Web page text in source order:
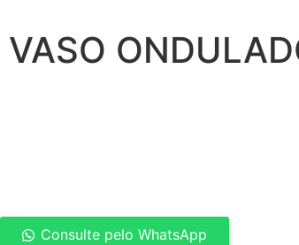
VASO
Consulte pelo WhatsApp